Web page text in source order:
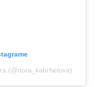
(@nora_kabrhelova)